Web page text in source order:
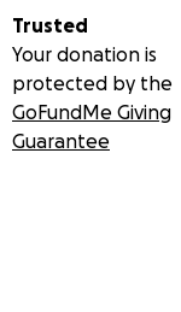
Trusted
Your donation is
protected by the
GoFundMe Giving
Guarantee